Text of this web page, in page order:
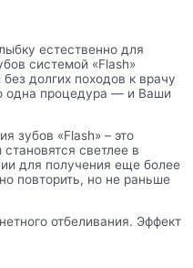
естественно для
системой «Flash»
долгих походов к врачу
одна процедура — и Ваши
зубов «Flash» – это
светлее в
для получения еще более
повторить, но не раньше
отбеливания. Эффект